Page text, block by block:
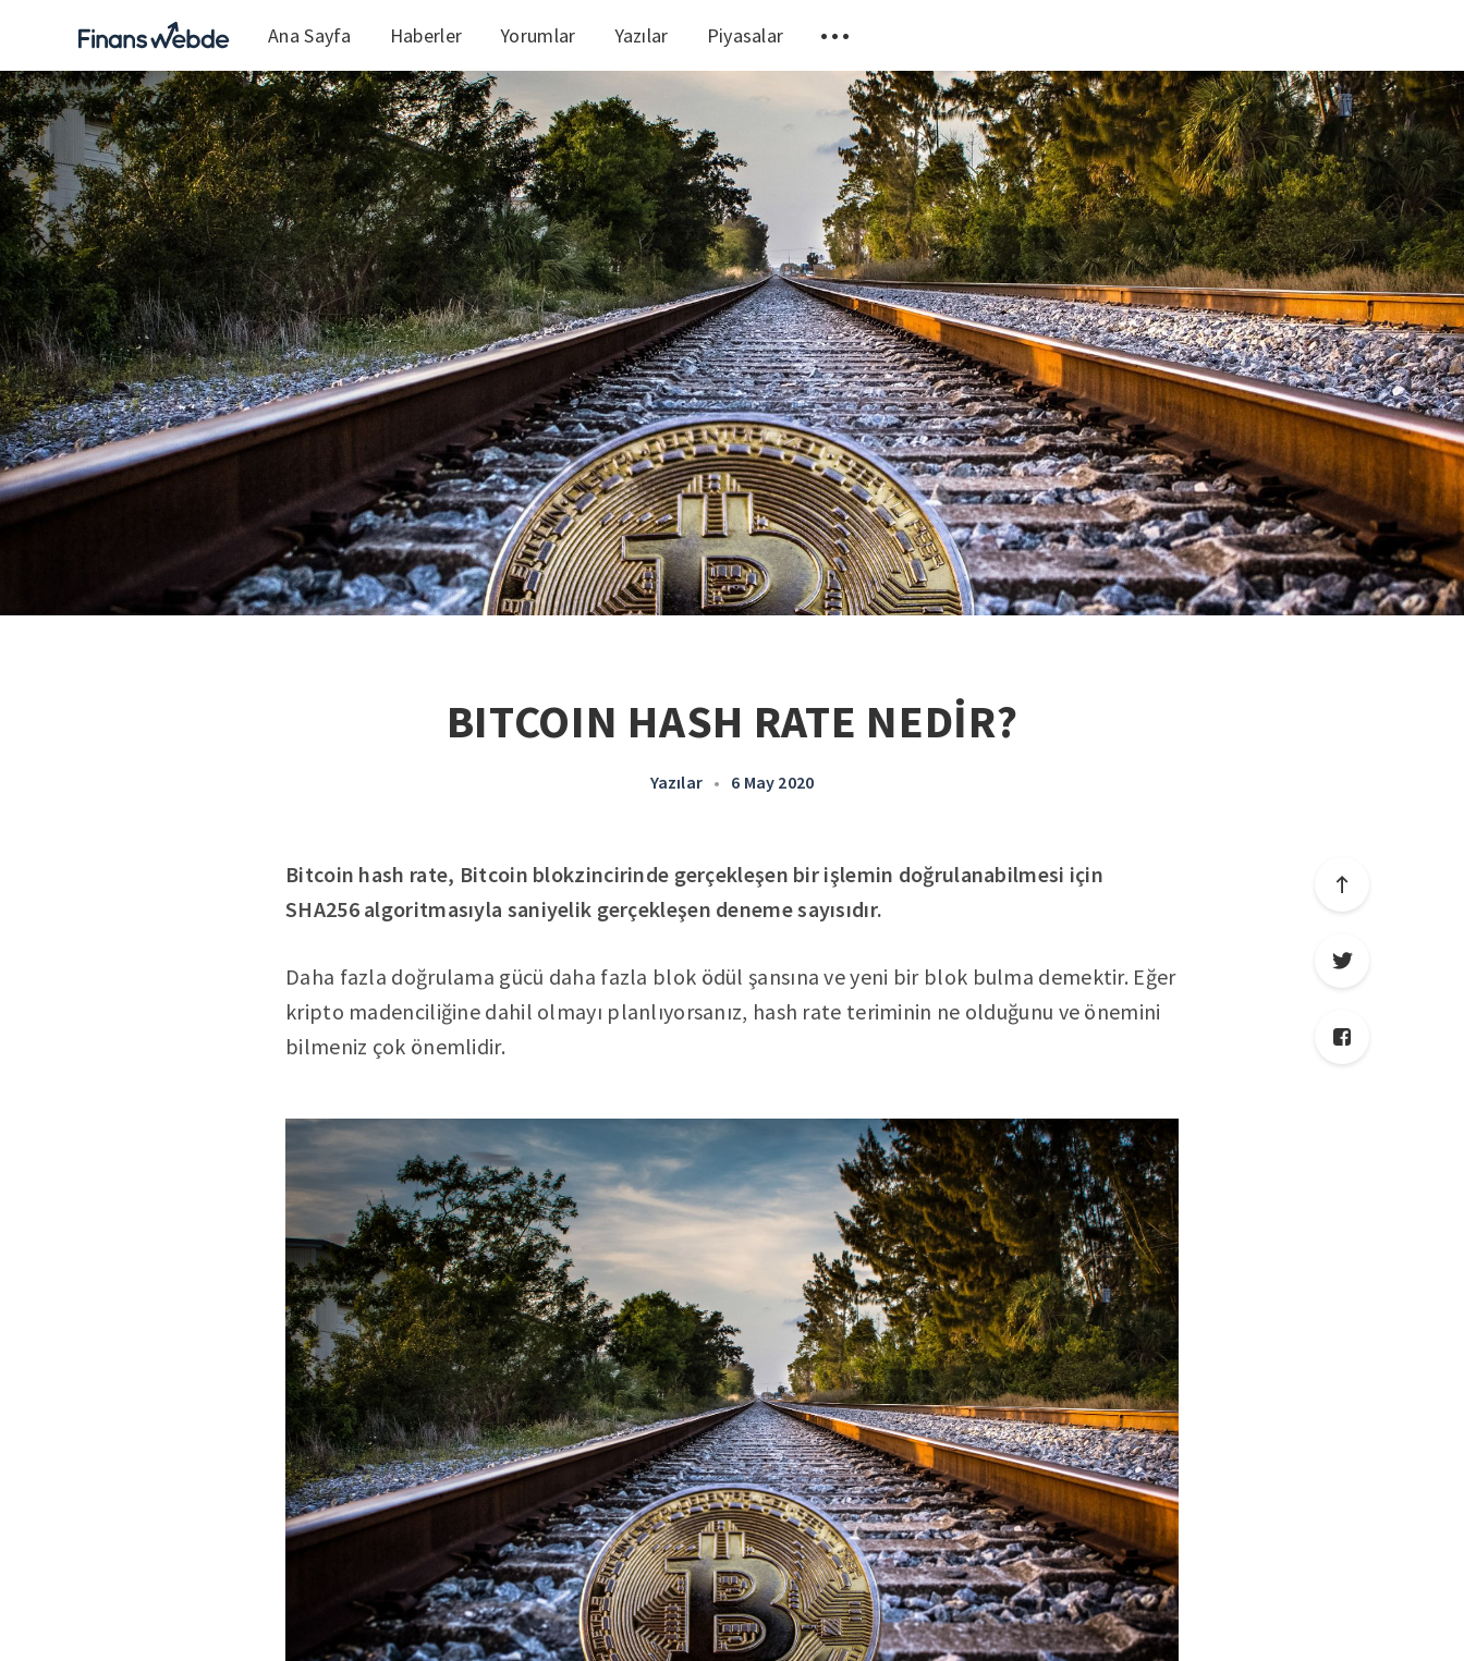
Ana Sayfa Haberler Yorumlar Yazılar Piyasalar
BITCOIN HASH RATE NEDİR?
Yazılar • 6 May 2020
Bitcoin hash rate, Bitcoin blokzincirinde gerçekleşen bir işlemin doğrulanabilmesi için
SHA256 algoritmasıyla saniyelik gerçekleşen deneme sayısıdır.
Daha fazla doğrulama gücü daha fazla blok ödül şansına ve yeni bir blok bulma demektir. Eğer
kripto madenciliğine dahil olmayı planlıyorsanız, hash rate teriminin ne olduğunu ve önemini
bilmeniz çok önemlidir.